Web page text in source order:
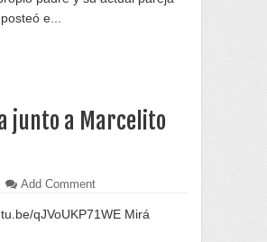
e...
junto a Marcelito
Add Comment
qJVoUKP71WE Mirá